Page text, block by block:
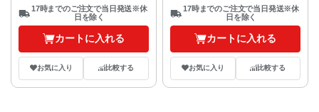
17時までのご注文で当日発送※休
日を除く
カートに入れる
お気に入り 比較する
17時までのご注文で当日発送※休
日を除く
カートに入れる
お気に入り 比較する